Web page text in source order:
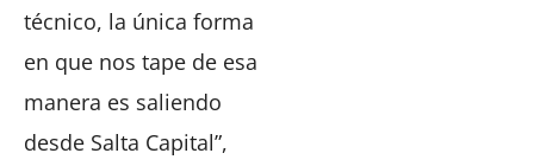
técnico, la única forma
en que nos tape de esa
manera es saliendo
desde Salta Capital”,